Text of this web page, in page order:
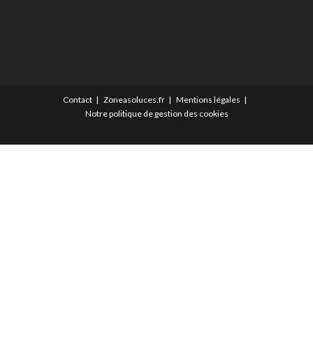
Contact Zoneasoluces.fr
Mentions légales
Notre politique de gestion des cookies